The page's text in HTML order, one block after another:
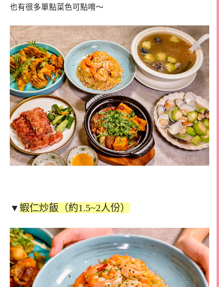
也有很多單點菜色可點唷～
▼ 蝦仁炒飯（約1.5~2人份）